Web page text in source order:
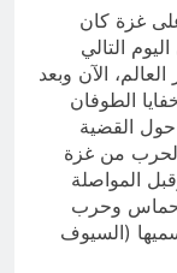
غزة كان
التالي
الآن وبعد
الطوفان
القضية
الحرب من غزة
المواصلة
حماس وحرب
(السيوف